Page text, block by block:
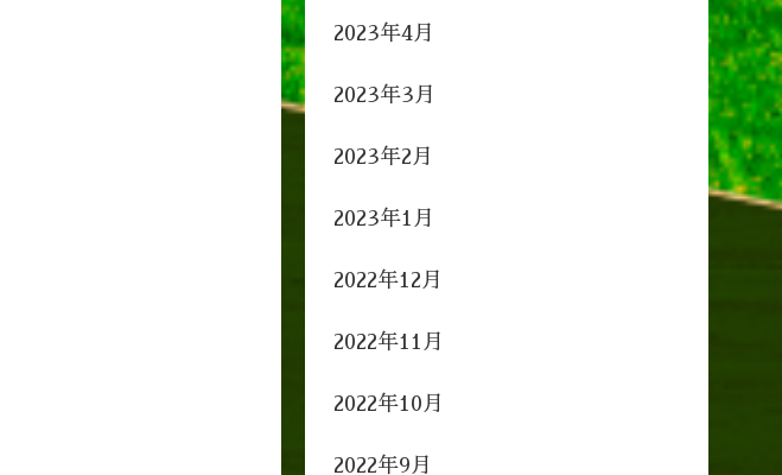
2023年4月
2023年3月
2023年2月
2023年1月
2022年12月
2022年11月
2022年10月
2022年9月